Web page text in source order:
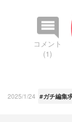
コメント
(1)
2025/1/24 #ガチ編集